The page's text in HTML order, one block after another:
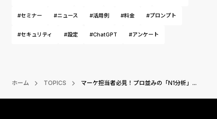
#セミナー #ニュース #活用例 #料金 #プロンプト
#セキュリティ #設定 #ChatGPT #アンケート
ホーム TOPICS マーケ担当者必見！プロ並みの「N1分析」...